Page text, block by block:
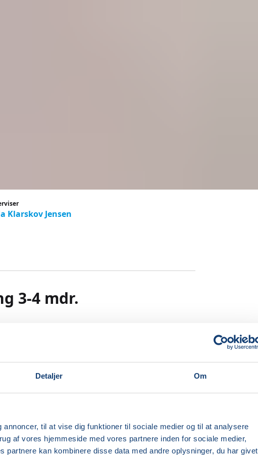
Detaljer Om
til at vise dig funktioner til sociale medier og til at analysere
af vores hjemmeside med vores partnere inden for sociale medier,
partnere kan kombinere disse data med andre oplysninger, du har givet
Klarskov Jensen
3-4 mdr.
med træning af sikkerhed, balance, position og
højnes undervejs både for barn og voksen,
og udfordres. Vi starter roligt op og når
opleve glæden, styrken og velværet ved at
sange indgår naturligt i undervisningen.